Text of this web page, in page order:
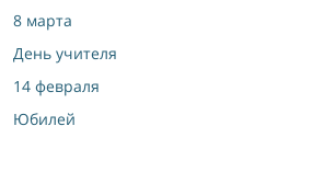
8 марта
День учителя
14 февраля
Юбилей